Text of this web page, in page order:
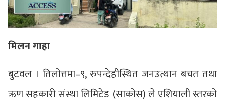
मिलन गाहा
बुटवल । तिलोत्तमा–९, रुपन्देहीस्थित जनउत्थान बचत तथा
ऋण सहकारी संस्था लिमिटेड (साकोस) ले एशियाली स्तरको